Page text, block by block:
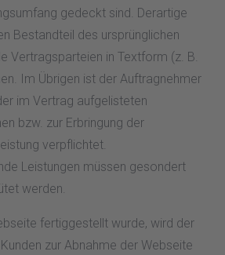
gedeckt sind. Derartige
Bestandteil des ursprünglichen
Vertragsparteien in Textform (z. B.
Im Übrigen ist der Auftragnehmer
im Vertrag aufgelisteten
bzw. zur Erbringung der
verpflichtet.
Leistungen müssen gesondert
werden.
fertiggestellt wurde, wird der
zur Abnahme der Webseite